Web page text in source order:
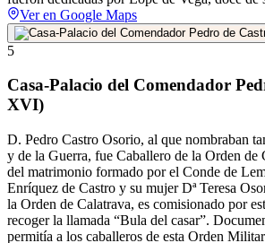
Ver en Google Maps
5
Casa-Palacio del Comendador
XVI)
D. Pedro Castro Osorio, al que nombraban
y de la Guerra, fue Caballero de la Orden de
del matrimonio formado por el Conde de
Enríquez de Castro y su mujer Dª Teresa
la Orden de Calatrava, es comisionado por
recoger la llamada “Bula del casar”.
permitía a los caballeros de esta Orden